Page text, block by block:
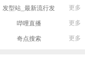
菜谱|菜谱大全-学做
发型站_最新流行发
型设计发型图片与
更多
哔哩直播
更多
奇点搜索 更多